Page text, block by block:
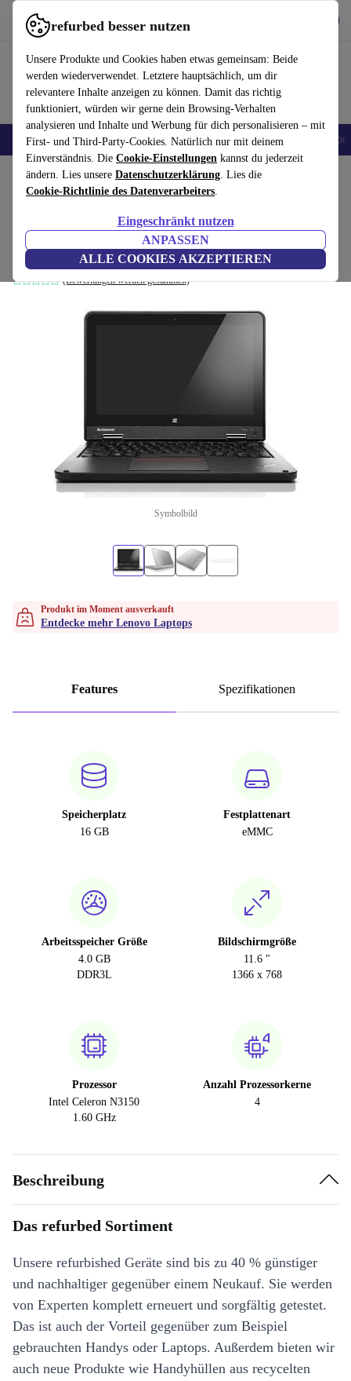
refurbed besser nutzen
Unsere Produkte und Cookies haben etwas gemeinsam: Beide
werden wiederverwendet. Letztere hauptsächlich, um dir
relevantere Inhalte anzeigen zu können. Damit das richtig
funktioniert, würden wir gerne dein Browsing-Verhalten
analysieren und Inhalte und Werbung für dich personalisieren – mit
First- und Third-Party-Cookies. Natürlich nur mit deinem
Einverständnis. Die Cookie-Einstellungen kannst du jederzeit
ändern. Lies unsere Datenschutzerklärung. Lies die
Cookie-Richtlinie des Datenverarbeiters.
Eingeschränkt nutzen
ANPASSEN
ALLE COOKIES AKZEPTIEREN
refurbed schnell und einfach nutzen
🎒 Back to school Handys Laptops Tablets Smartwatches Zubehör
Home Produkte Laptops Lenovo Laptops
Lenovo Thinkpad Yoga 11E | N3150 |
11.6"
4 GB | 16 GB eMMC | Chrome OS | DE
(Bewertungen werden gesammelt)
Symbolbild
Produkt im Moment ausverkauft
Entdecke mehr Lenovo Laptops
Features Spezifikationen
Speicherplatz
16 GB
Festplattenart
eMMC
Arbeitsspeicher Größe
4.0 GB
DDR3L
Bildschirmgröße
11.6 "
1366 x 768
Prozessor
Intel Celeron N3150
1.60 GHz
Anzahl Prozessorkerne
4
Beschreibung
Das refurbed Sortiment
Unsere refurbished Geräte sind bis zu 40 % günstiger
und nachhaltiger gegenüber einem Neukauf. Sie werden
von Experten komplett erneuert und sorgfältig getestet.
Das ist auch der Vorteil gegenüber zum Beispiel
gebrauchten Handys oder Laptops. Außerdem bieten wir
auch neue Produkte wie Handyhüllen aus recycelten